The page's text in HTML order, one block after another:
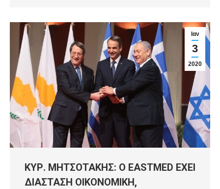
Ιαν
3
2020
ΚΥΡ. ΜΗΤΣΟΤΑΚΗΣ: Ο EASTMED ΕΧΕΙ
ΔΙΑΣΤΑΣΗ ΟΙΚΟΝΟΜΙΚΗ,